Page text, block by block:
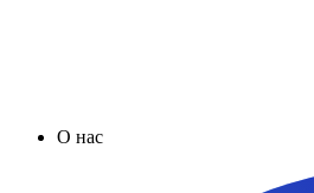
О нас